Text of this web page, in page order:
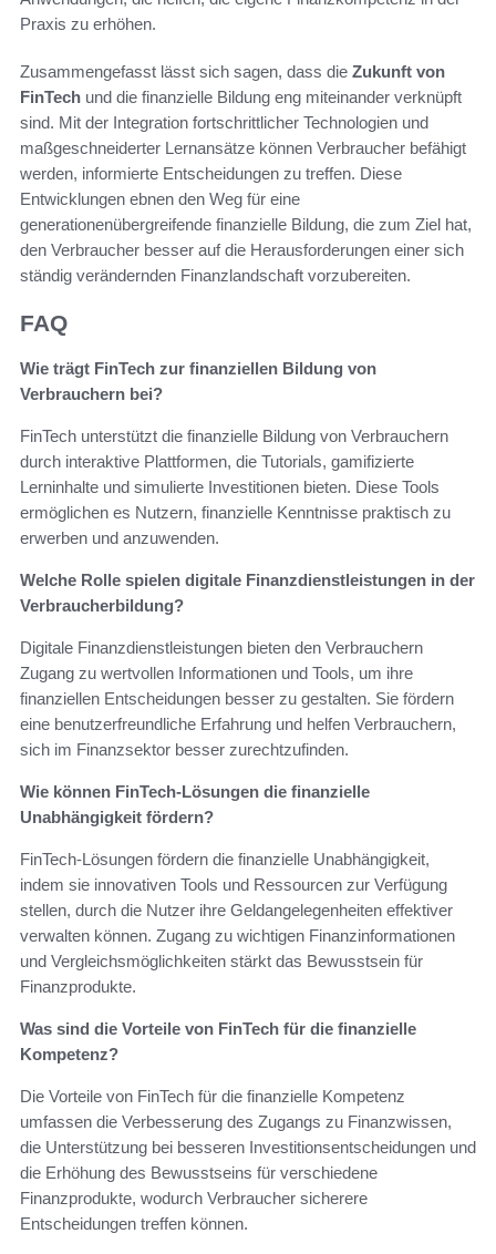
Praxis zu erhöhen.
Zusammengefasst lässt sich sagen, dass die Zukunft von
FinTech und die finanzielle Bildung eng miteinander verknüpft
sind. Mit der Integration fortschrittlicher Technologien und
maßgeschneiderter Lernansätze können Verbraucher befähigt
werden, informierte Entscheidungen zu treffen. Diese
Entwicklungen ebnen den Weg für eine
generationenübergreifende finanzielle Bildung, die zum Ziel hat,
den Verbraucher besser auf die Herausforderungen einer sich
ständig verändernden Finanzlandschaft vorzubereiten.
FAQ
Wie trägt FinTech zur finanziellen Bildung von
Verbrauchern bei?
FinTech unterstützt die finanzielle Bildung von Verbrauchern
durch interaktive Plattformen, die Tutorials, gamifizierte
Lerninhalte und simulierte Investitionen bieten. Diese Tools
ermöglichen es Nutzern, finanzielle Kenntnisse praktisch zu
erwerben und anzuwenden.
Welche Rolle spielen digitale Finanzdienstleistungen in der
Verbraucherbildung?
Digitale Finanzdienstleistungen bieten den Verbrauchern
Zugang zu wertvollen Informationen und Tools, um ihre
finanziellen Entscheidungen besser zu gestalten. Sie fördern
eine benutzerfreundliche Erfahrung und helfen Verbrauchern,
sich im Finanzsektor besser zurechtzufinden.
Wie können FinTech-Lösungen die finanzielle
Unabhängigkeit fördern?
FinTech-Lösungen fördern die finanzielle Unabhängigkeit,
indem sie innovativen Tools und Ressourcen zur Verfügung
stellen, durch die Nutzer ihre Geldangelegenheiten effektiver
verwalten können. Zugang zu wichtigen Finanzinformationen
und Vergleichsmöglichkeiten stärkt das Bewusstsein für
Finanzprodukte.
Was sind die Vorteile von FinTech für die finanzielle
Kompetenz?
Die Vorteile von FinTech für die finanzielle Kompetenz
umfassen die Verbesserung des Zugangs zu Finanzwissen,
die Unterstützung bei besseren Investitionsentscheidungen und
die Erhöhung des Bewusstseins für verschiedene
Finanzprodukte, wodurch Verbraucher sicherere
Entscheidungen treffen können.